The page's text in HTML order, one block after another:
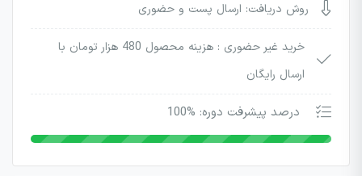
روش دریافت: ارسال پست و حضوری
خرید غیر حضوری :
هزینه محصول 480 هزار تومان با
ارسال رایگان
درصد پیشرفت دوره: %100